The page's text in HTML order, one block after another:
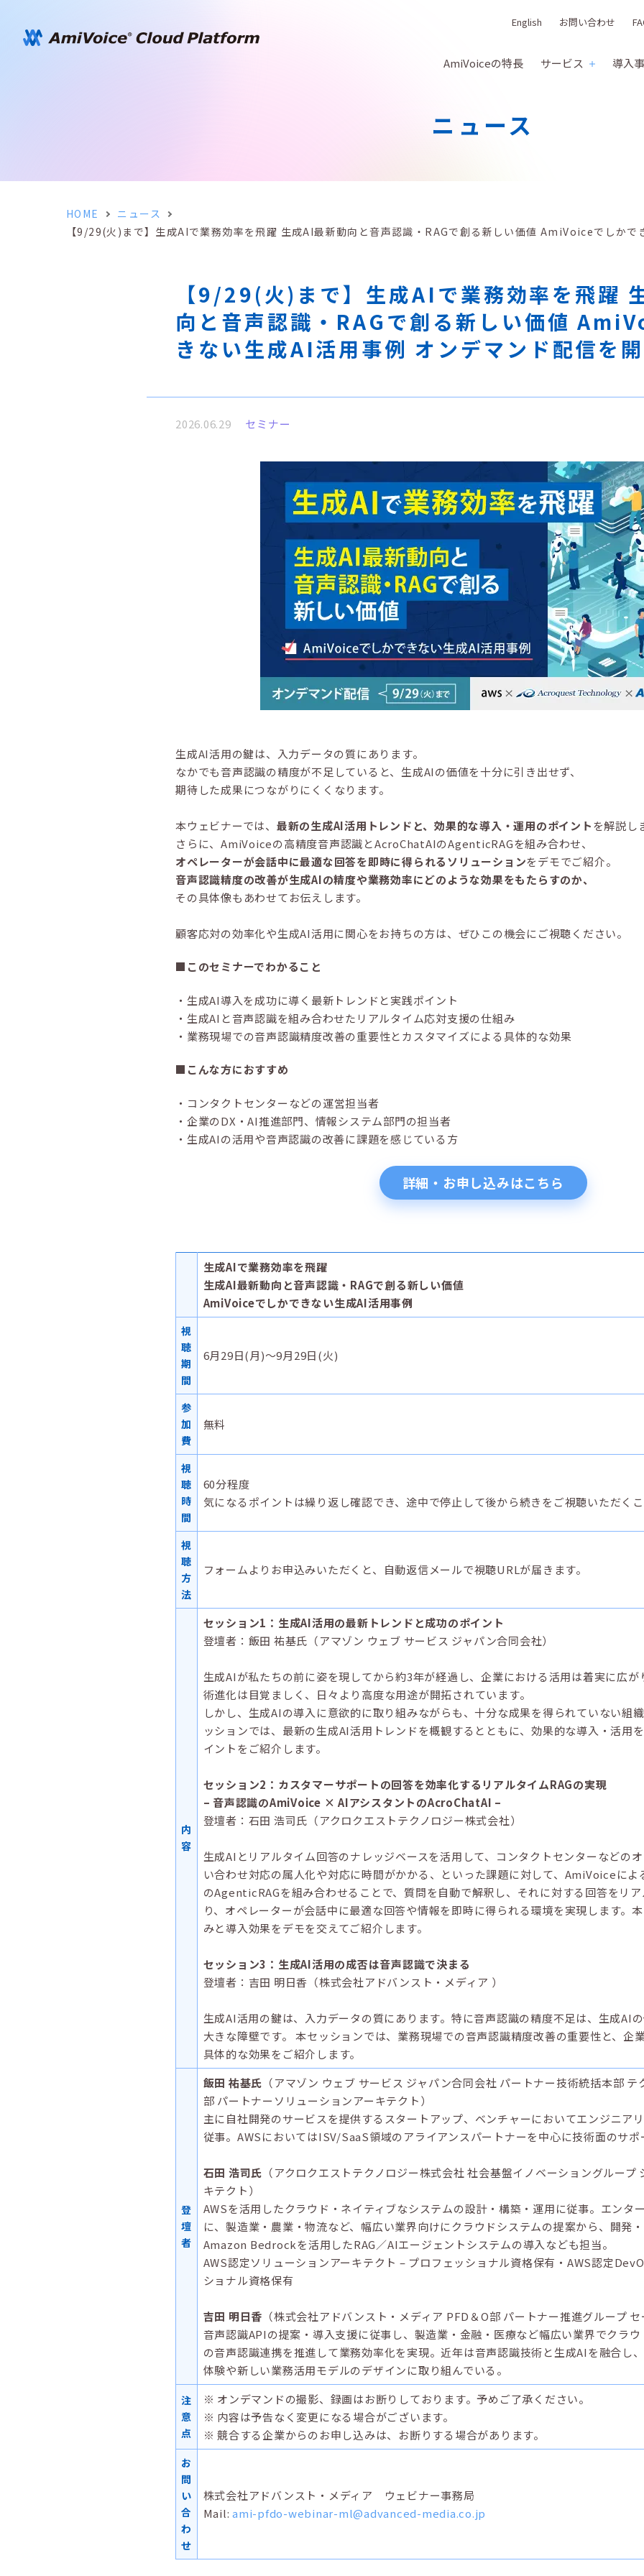
AmiVoiceの特長 サービス 導入
English お問い合わせ
ニュース
HOME
ニュース
【9/29(火)まで】生成AIで業務効率を飛躍 生成AI最新動向と音声認識・RAGで創る新しい価値 AmiVoiceでしか
【9/29(火)まで】生成AIで業務効率を飛躍
向と音声認識・RAGで創る新しい価値
きない生成AI活用事例 オンデマンド配信を
2026.06.29 セミナー
生成AI活用の鍵は、入力データの質にあります。
なかでも音声認識の精度が不足していると、生成AIの価値を十分に引き出せず、
期待した成果につながりにくくなります。
本ウェビナーでは、 最新の生成AI活用トレンドと、効果的な導入・運用のポイントを解説し
さらに、AmiVoiceの高精度音声認識とAcroChatAIのAgenticRAGを組み合わせ、
オペレーターが会話中に最適な回答を即時に得られるソリューションをデモでご紹介。
音声認識精度の改善が生成AIの精度や業務効率にどのような効果をもたらすのか、
その具体像もあわせてお伝えします。
顧客応対の効率化や生成AI活用に関心をお持ちの方は、ぜひこの機会にご視聴ください。
■このセミナーでわかること
・生成AI導入を成功に導く最新トレンドと実践ポイント
・生成AIと音声認識を組み合わせたリアルタイム応対支援の仕組み
・業務現場での音声認識精度改善の重要性とカスタマイズによる具体的な効果
■こんな方におすすめ
・コンタクトセンターなどの運営担当者
・企業のDX・AI推進部門、情報システム部門の担当者
・生成AIの活用や音声認識の改善に課題を感じている方
詳細・お申し込みはこちら
生成AIで業務効率を飛躍
生成AI最新動向と音声認識・RAGで創る新しい価値
AmiVoiceでしかできない生成AI活用事例
視
聴
期
間
6月29日(月)～9月29日(火)
参
加
費
無料
視
聴
時
間
60分程度
気になるポイントは繰り返し確認でき、途中で停止して後から続きをご視聴いただく
視
聴
方
法
フォームよりお申込みいただくと、自動返信メールで視聴URLが届きます。
内
容
セッション1：生成AI活用の最新トレンドと成功のポイント
登壇者：飯田 祐基氏（アマゾン ウェブ サービス ジャパン合同会社）
生成AIが私たちの前に姿を現してから約3年が経過し、企業における活用は着実に広
術進化は目覚ましく、日々より高度な用途が開拓されています。
しかし、生成AIの導入に意欲的に取り組みながらも、十分な成果を得られていない組
ッションでは、最新の生成AI活用トレンドを概観するとともに、効果的な導入・活用
イントをご紹介します。
セッション2：カスタマーサポートの回答を効率化するリアルタイムRAGの実現
– 音声認識のAmiVoice × AIアシスタントのAcroChatAI –
登壇者：石田 浩司氏（アクロクエストテクノロジー株式会社）
生成AIとリアルタイム回答のナレッジベースを活用して、コンタクトセンターなどの
い合わせ対応の属人化や対応に時間がかかる、といった課題に対して、AmiVoiceに
のAgenticRAGを組み合わせることで、質問を自動で解釈し、それに対する回答をリ
り、オペレーターが会話中に最適な回答や情報を即時に得られる環境を実現します。
みと導入効果をデモを交えてご紹介します。
セッション3：生成AI活用の成否は音声認識で決まる
登壇者：吉田 明日香（株式会社アドバンスト・メディア ）
生成AI活用の鍵は、入力データの質にあります。特に音声認識の精度不足は、生成AI
大きな障壁です。 本セッションでは、業務現場での音声認識精度改善の重要性と、企
具体的な効果をご紹介します。
登
壇
者
飯田 祐基氏 （アマゾン ウェブ サービス ジャパン合同会社 パートナー技術統括本部
部 パートナーソリューションアーキテクト）
主に自社開発のサービスを提供するスタートアップ、ベンチャーにおいてエンジニア
従事。AWSにおいてはISV/SaaS領域のアライアンスパートナーを中心に技術面のサ
石田 浩司氏 （アクロクエストテクノロジー株式会社 社会基盤イノベーショングループ
キテクト）
AWSを活用したクラウド・ネイティブなシステムの設計・構築・運用に従事。エンタ
に、製造業・農業・物流など、幅広い業界向けにクラウドシステムの提案から、開発
Amazon Bedrockを活用したRAG／AIエージェントシステムの導入なども担当。
AWS認定ソリューションアーキテクト – プロフェッショナル資格保有・AWS認定
ショナル資格保有
吉田 明日香 （株式会社アドバンスト・メディア PFD＆O部 パートナー推進グループ
音声認識APIの提案・導入支援に従事し、製造業・金融・医療など幅広い業界でクラ
の音声認識連携を推進して業務効率化を実現。近年は音声認識技術と生成AIを融合し
体験や新しい業務活用モデルのデザインに取り組んでいる。
注
意
点
※ オンデマンドの撮影、録画はお断りしております。予めご了承ください。
※ 内容は予告なく変更になる場合がございます。
※ 競合する企業からのお申し込みは、お断りする場合があります。
お
問
い
合
わ
せ
株式会社アドバンスト・メディア ウェビナー事務局
Mail: ami-pfdo-webinar-ml@advanced-media.co.jp